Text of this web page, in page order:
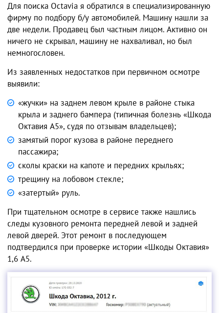
Для поиска Octavia я обратился в специализированную
фирму по подбору б/у автомобилей. Машину нашли за
две недели. Продавец был частным лицом. Активно он
ничего не скрывал, машину не нахваливал, но был
немногословен.
Из заявленных недостатков при первичном осмотре
выявили:
«жучки» на заднем левом крыле в районе стыка
крыла и заднего бампера (типичная болезнь «Шкода
Октавия А5», судя по отзывам владельцев);
замятый порог кузова в районе переднего
пассажира;
сколы краски на капоте и передних крыльях;
трещину на лобовом стекле;
«затертый» руль.
При тщательном осмотре в сервисе также нашлись
следы кузовного ремонта передней левой и задней
левой дверей. Этот ремонт в последующем
подтвердился при проверке истории «Шкоды Октавия»
1,6 А5.